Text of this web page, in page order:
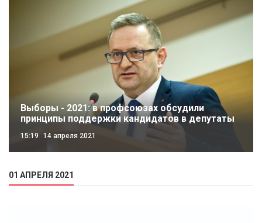
Выборы - 2021: в профсоюзах обсудили
принципы поддержки кандидатов в депутаты
15:19 14 апреля 2021
01 АПРЕЛЯ 2021